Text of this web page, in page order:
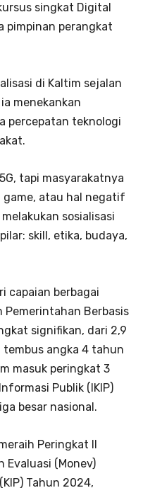
singkat Digital
pimpinan perangkat
di Kaltim sejalan
menekankan
percepatan teknologi
tapi masyarakatnya
game, atau hal negatif
sosialisasi
skill, etika, budaya,
capaian berbagai
Pemerintahan Berbasis
signifikan, dari 2,9
angka 4 tahun
masuk peringkat 3
Publik (IKIP)
besar nasional.
Peringkat II
Evaluasi (Monev)
Tahun 2024,